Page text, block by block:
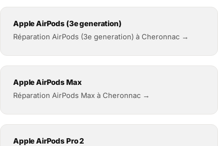
Apple AirPods (3e generation)
Réparation AirPods (3e generation) à Cheronnac →
Apple AirPods Max
Réparation AirPods Max à Cheronnac →
Apple AirPods Pro 2